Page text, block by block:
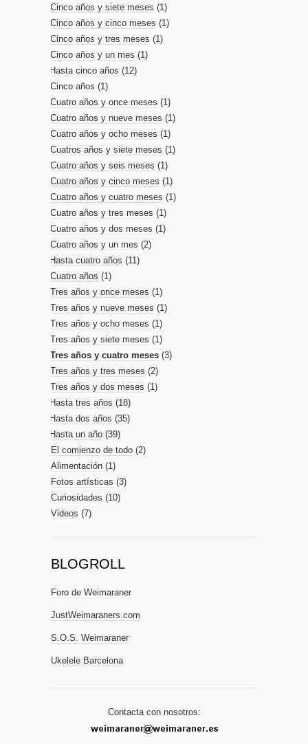
Cinco años y siete meses (1)
Cinco años y cinco meses (1)
Cinco años y tres meses (1)
Cinco años y un mes (1)
Hasta cinco años (12)
Cinco años (1)
Cuatro años y once meses (1)
Cuatro años y nueve meses (1)
Cuatro años y ocho meses (1)
Cuatros años y siete meses (1)
Cuatro años y seis meses (1)
Cuatro años y cinco meses (1)
Cuatro años y cuatro meses (1)
Cuatro años y tres meses (1)
Cuatro años y dos meses (1)
Cuatro años y un mes (2)
Hasta cuatro años (11)
Cuatro años (1)
Tres años y once meses (1)
Tres años y nueve meses (1)
Tres años y ocho meses (1)
Tres años y siete meses (1)
Tres años y cuatro meses(3)
Tres años y tres meses (2)
Tres años y dos meses (1)
Hasta tres años (18)
Hasta dos años (35)
Hasta un año (39)
El comienzo de todo (2)
Alimentación (1)
Fotos artísticas (3)
Curiosidades (10)
Videos (7)
BLOGROLL
Foro de Weimaraner
JustWeimaraners.com
S.O.S. Weimaraner
Ukelele Barcelona
Contacta con nosotros: